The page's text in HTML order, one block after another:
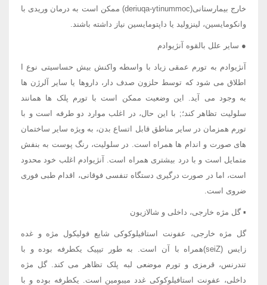
خارج بیمارستانی(deriuqa-ytinummoc) ممکن است به درمان وریدی با
وانکومایسین، لینزولید یا داپتومایسین نیاز داشته باشند.
● سایر علل بالقوه آنژیوادم
اطلاق می شود که توسط حلزون صدف دار، داروها یا سایر آلرژن ها
به وجود می آید. این وضعیت ممکن است با تورم پلک ها همانند
سلولیت تظاهر کند؛; با این حال، در اغلب موارد دو طرفه است و با
تورم همزمان در سایر مناطق قابل اتساع بدن، به ویژه سایر ساختمان
های صورت و اندام ها همراه است. در سلولیت، رنگ پوست به بنفش
متمایل است و با درد بیشتری همراه است. آنژیوادم اغلب خود محدود
است، اما در صورت درگیری دستگاه تنفسی فوقانی، اقدام طبی فوری
ضروی است.
▪ گل مژه خارجی، داخلی و شالازیون
گل مژه خارجی، عفونت استافیلوکوکی شایع فولیکول مژه و غده
زایس (seiZ)همراه با آن است. به طور تیپیک یکطرفه بوده و با
تندرنس، قرمزی و تورم موضعی لبه پلک تظاهر می کند. گل مژه
داخلی، عفونت استافیلوکوکی غدد میبومین است. یکطرفه بوده و با